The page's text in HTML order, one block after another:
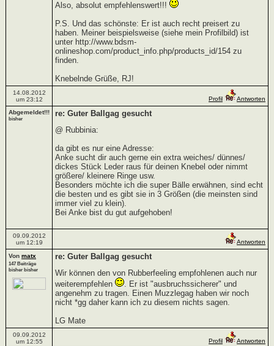
Also, absolut empfehlenswert!!!
P.S. Und das schönste: Er ist auch recht preisert zu
haben. Meiner beispielsweise (siehe mein Profilbild) ist
unter http://www.bdsm-
onlineshop.com/product_info.php/products_id/154 zu
finden.
Knebelnde Grüße, RJ!
14.08.2012
um 23:12
Profil
Antworten
Abgemeldet!!!
bisher
re: Guter Ballgag gesucht
@ Rubbinia:
da gibt es nur eine Adresse:
Anke sucht dir auch gerne ein extra weiches/ dünnes/
dickes Stück Leder raus für deinen Knebel oder nimmt
größere/ kleinere Ringe usw.
Besonders möchte ich die super Bälle erwähnen, sind echt
die besten und es gibt sie in 3 Größen (die meinsten sind
immer viel zu klein).
Bei Anke bist du gut aufgehoben!
09.09.2012
um 12:19
Antworten
Von matx
147 Beiträge
bisher bisher
re: Guter Ballgag gesucht
Wir können den von Rubberfeeling empfohlenen auch nur
weiterempfehlen
. Er ist "ausbruchssicherer" und
angenehm zu tragen. Einen Muzzlegag haben wir noch
nicht *gg daher kann ich zu diesem nichts sagen.
LG Mate
09.09.2012
um 12:55
Profil Antworten